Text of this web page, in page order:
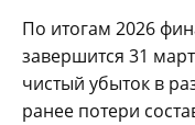
По итогам 2026
завершится 31
чистый убыток в
ранее потери